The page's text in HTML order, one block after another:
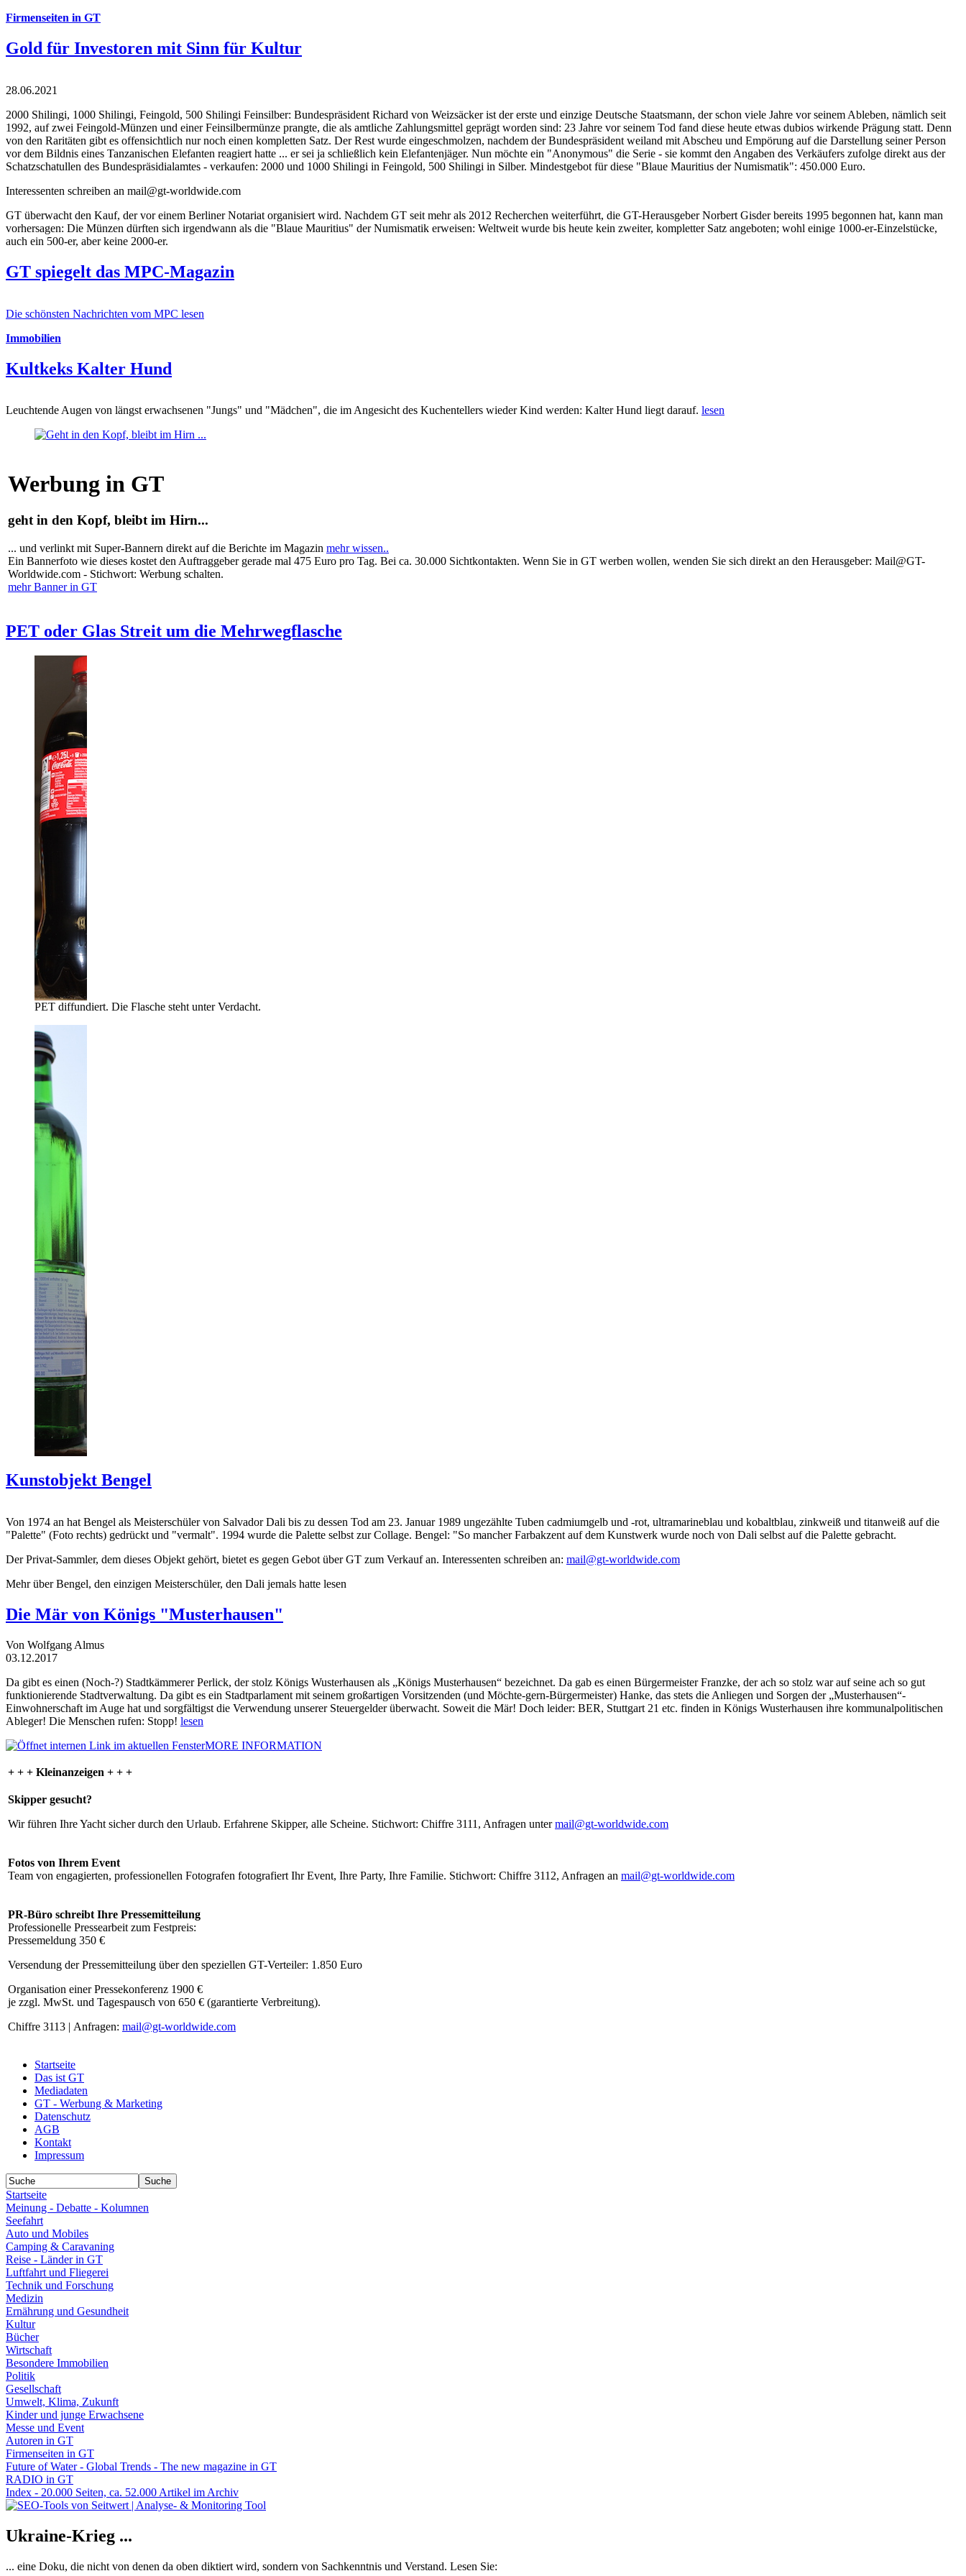
Firmenseiten in GT
Gold für Investoren mit Sinn für Kultur
28.06.2021
2000 Shilingi, 1000 Shilingi, Feingold, 500 Shilingi Feinsilber: Bundespräsident Richard von Weizsäcker ist der erste und einzige Deutsche Staatsmann, der schon viele Jahre vor seinem Ableben, nämlich seit
1992, auf zwei Feingold-Münzen und einer Feinsilbermünze prangte, die als amtliche Zahlungsmittel geprägt worden sind: 23 Jahre vor seinem Tod fand diese heute etwas dubios wirkende Prägung statt. Denn
von den Raritäten gibt es offensichtlich nur noch einen kompletten Satz. Der Rest wurde eingeschmolzen, nachdem der Bundespräsident weiland mit Abscheu und Empörung auf die Darstellung seiner Person
vor dem Bildnis eines Tanzanischen Elefanten reagiert hatte ... er sei ja schließlich kein Elefantenjäger. Nun möchte ein "Anonymous" die Serie - sie kommt den Angaben des Verkäufers zufolge direkt aus der
Schatzschatullen des Bundespräsidialamtes - verkaufen: 2000 und 1000 Shilingi in Feingold, 500 Shilingi in Silber. Mindestgebot für diese "Blaue Mauritius der Numismatik": 450.000 Euro.
Interessenten schreiben an mail@gt-worldwide.com
GT überwacht den Kauf, der vor einem Berliner Notariat organisiert wird. Nachdem GT seit mehr als 2012 Recherchen weiterführt, die GT-Herausgeber Norbert Gisder bereits 1995 begonnen hat, kann man
vorhersagen: Die Münzen dürften sich irgendwann als die "Blaue Mauritius" der Numismatik erweisen: Weltweit wurde bis heute kein zweiter, kompletter Satz angeboten; wohl einige 1000-er-Einzelstücke,
auch ein 500-er, aber keine 2000-er.
GT spiegelt das MPC-Magazin
Die schönsten Nachrichten vom MPC lesen
Immobilien
Kultkeks Kalter Hund
Leuchtende Augen von längst erwachsenen "Jungs" und "Mädchen", die im Angesicht des Kuchentellers wieder Kind werden: Kalter Hund liegt darauf. lesen
Werbung in GT
geht in den Kopf, bleibt im Hirn...
... und verlinkt mit Super-Bannern direkt auf die Berichte im Magazin mehr wissen..
Ein Bannerfoto wie dieses kostet den Auftraggeber gerade mal 475 Euro pro Tag. Bei ca. 30.000 Sichtkontakten. Wenn Sie in GT werben wollen, wenden Sie sich direkt an den Herausgeber: Mail@GT-
Worldwide.com - Stichwort: Werbung schalten.
mehr Banner in GT
PET oder Glas Streit um die Mehrwegflasche
PET diffundiert. Die Flasche steht unter Verdacht.
Kunstobjekt Bengel
Von 1974 an hat Bengel als Meisterschüler von Salvador Dali bis zu dessen Tod am 23. Januar 1989 ungezählte Tuben cadmiumgelb und -rot, ultramarineblau und kobaltblau, zinkweiß und titanweiß auf die
"Palette" (Foto rechts) gedrückt und "vermalt". 1994 wurde die Palette selbst zur Collage. Bengel: "So mancher Farbakzent auf dem Kunstwerk wurde noch von Dali selbst auf die Palette gebracht.
Der Privat-Sammler, dem dieses Objekt gehört, bietet es gegen Gebot über GT zum Verkauf an. Interessenten schreiben an: mail@gt-worldwide.com
Mehr über Bengel, den einzigen Meisterschüler, den Dali jemals hatte lesen
Die Mär von Königs "Musterhausen"
Von Wolfgang Almus
03.12.2017
Da gibt es einen (Noch-?) Stadtkämmerer Perlick, der stolz Königs Wusterhausen als „Königs Musterhausen“ bezeichnet. Da gab es einen Bürgermeister Franzke, der ach so stolz war auf seine ach so gut
funktionierende Stadtverwaltung. Da gibt es ein Stadtparlament mit seinem großartigen Vorsitzenden (und Möchte-gern-Bürgermeister) Hanke, das stets die Anliegen und Sorgen der „Musterhausen“-
Einwohnerschaft im Auge hat und sorgfältigst die Verwendung unserer Steuergelder überwacht. Soweit die Mär! Doch leider: BER, Stuttgart 21 etc. finden in Königs Wusterhausen ihre kommunalpolitischen
Ableger! Die Menschen rufen: Stopp! lesen
MORE INFORMATION
+ + + Kleinanzeigen + + +
Skipper gesucht?
Wir führen Ihre Yacht sicher durch den Urlaub. Erfahrene Skipper, alle Scheine. Stichwort: Chiffre 3111, Anfragen untermail@gt-worldwide.com
Fotos von Ihrem Event
Team von engagierten, professionellen Fotografen fotografiert Ihr Event, Ihre Party, Ihre Familie. Stichwort: Chiffre 3112, Anfragen an mail@gt-worldwide.com
PR-Büro schreibt Ihre Pressemitteilung
Professionelle Pressearbeit zum Festpreis:
Pressemeldung 350 €
Versendung der Pressemitteilung über den speziellen GT-Verteiler: 1.850 Euro
Organisation einer Pressekonferenz 1900 €
je zzgl. MwSt. und Tagespausch von 650 € (garantierte Verbreitung).
Chiffre 3113 | Anfragen: mail@gt-worldwide.com
Startseite
Das ist GT
Mediadaten
GT - Werbung & Marketing
Datenschutz
AGB
Kontakt
Impressum
Startseite
Meinung - Debatte - Kolumnen
Seefahrt
Auto und Mobiles
Camping & Caravaning
Reise - Länder in GT
Luftfahrt und Fliegerei
Technik und Forschung
Medizin
Ernährung und Gesundheit
Kultur
Bücher
Wirtschaft
Besondere Immobilien
Politik
Gesellschaft
Umwelt, Klima, Zukunft
Kinder und junge Erwachsene
Messe und Event
Autoren in GT
Firmenseiten in GT
Future of Water - Global Trends - The new magazine in GT
RADIO in GT
Index - 20.000 Seiten, ca. 52.000 Artikel im Archiv
Ukraine-Krieg ...
... eine Doku, die nicht von denen da oben diktiert wird, sondern von Sachkenntnis und Verstand. Lesen Sie: